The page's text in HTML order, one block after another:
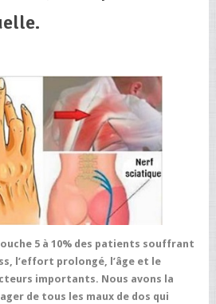
5 à 10% des patients souffrant
l’effort prolongé, l’âge et le
importants. Nous avons la
de tous les maux de dos qui